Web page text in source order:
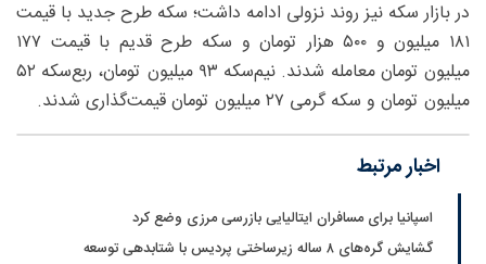
در بازار سکه نیز روند نزولی ادامه داشت؛ سکه طرح جدید با قیمت
۱۸۱ میلیون و ۵۰۰ هزار تومان و سکه طرح قدیم با قیمت ۱۷۷
میلیون تومان معامله شدند. نیم‌سکه ۹۳ میلیون تومان، ربع‌سکه ۵۲
میلیون تومان و سکه گرمی ۲۷ میلیون تومان قیمت‌گذاری شدند.
اخبار مرتبط
اسپانیا برای مسافران ایتالیایی بازرسی مرزی وضع کرد
گشایش گره‌های ۸ ساله زیرساختی پردیس با شتابدهی توسعه